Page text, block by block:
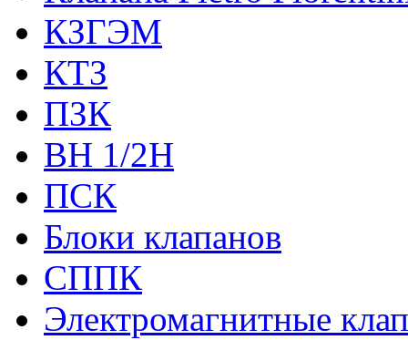
КЗГЭМ
КТЗ
ПЗК
ВН 1/2Н
ПСК
Блоки клапанов
СППК
Электромагнитные